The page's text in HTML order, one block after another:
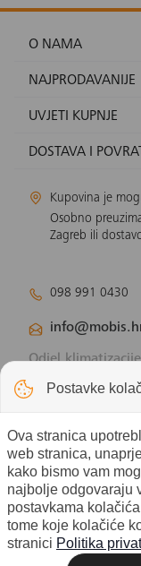
O NAMA
NAJPRODAVANIJE
UVJETI KUPNJE
DOSTAVA I POVRAT
Kupovina je
Osobno
Zagreb ili
098 991 0430
Odjel
Odjel solarnih
Postavke
Ova stranica
web stranica,
kako bismo vam
najbolje odgovaraju
postavkama
tome koje kolačiće
stranici Politika